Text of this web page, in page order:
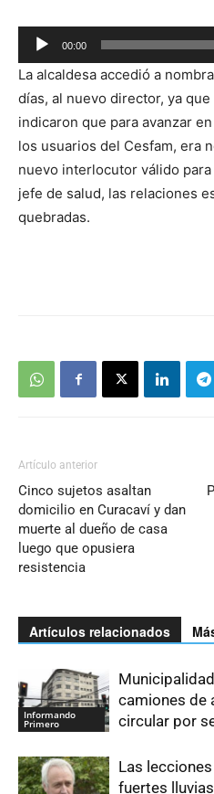
Reproductor
de
audio
00:00
La alcaldesa accedió a
días, al nuevo director, ya
indicaron que para avanzar
los usuarios del Cesfam, era
nuevo interlocutor válido
jefe de salud, las relaciones
quebradas.
Artículo anterior
Cinco sujetos asaltan
domicilio en Curacaví y dan
muerte al dueño de casa
luego que opusiera
resistencia
Artículos relacionados
Informando
Primero
camiones de
circular por
Las
fuertes